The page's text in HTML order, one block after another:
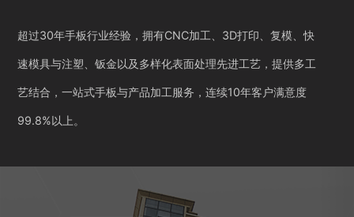
超过30年手板行业经验，拥有CNC加工、3D打印、复模、快
速模具与注塑、钣金以及多样化表面处理先进工艺，提供多工
艺结合，一站式手板与产品加工服务，连续10年客户满意度
99.8%以上。